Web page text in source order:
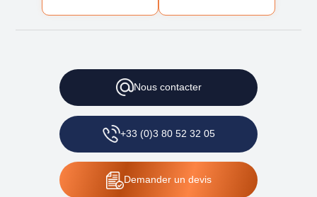
Nous contacter
+33 (0)3 80 52 32 05
Demander un devis